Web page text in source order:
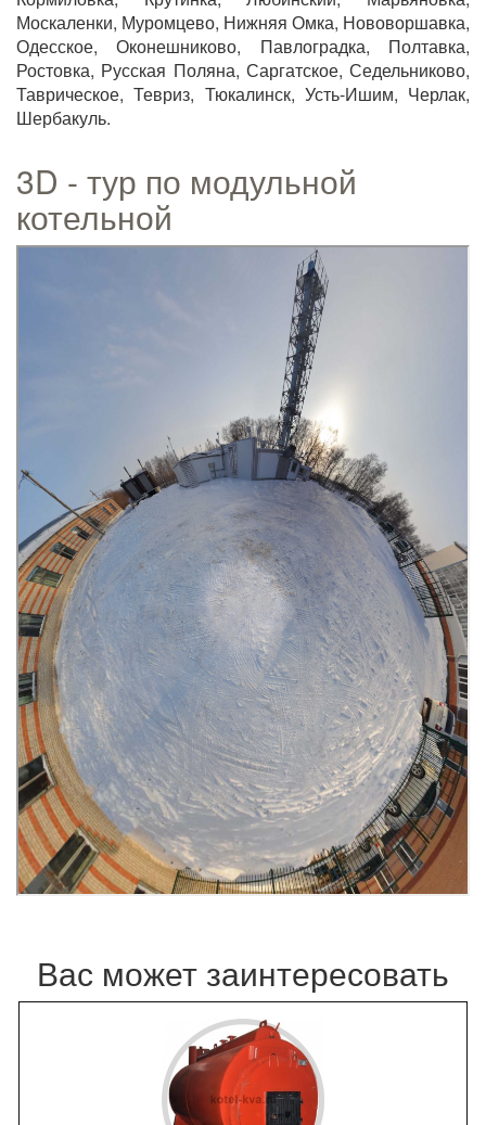
Москаленки, Муромцево, Нижняя Омка, Нововоршавка,
Одесское, Оконешниково, Павлоградка, Полтавка,
Ростовка, Русская Поляна, Саргатское, Седельниково,
Таврическое, Тевриз, Тюкалинск, Усть-Ишим, Черлак,
Шербакуль.
3D - тур по модульной
котельной
Вас может заинтересовать